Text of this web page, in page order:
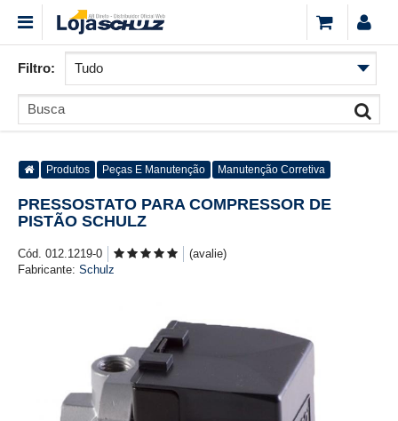
Filtro:
Produtos Peças E Manutenção Manutenção Corretiva
PRESSOSTATO PARA COMPRESSOR DE
PISTÃO SCHULZ
Cód. 012.1219-0
(avalie)
Fabricante: Schulz